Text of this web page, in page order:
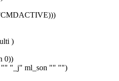
'CMDACTIVE)))
)
0))
"" "_j" ml_son "" "")